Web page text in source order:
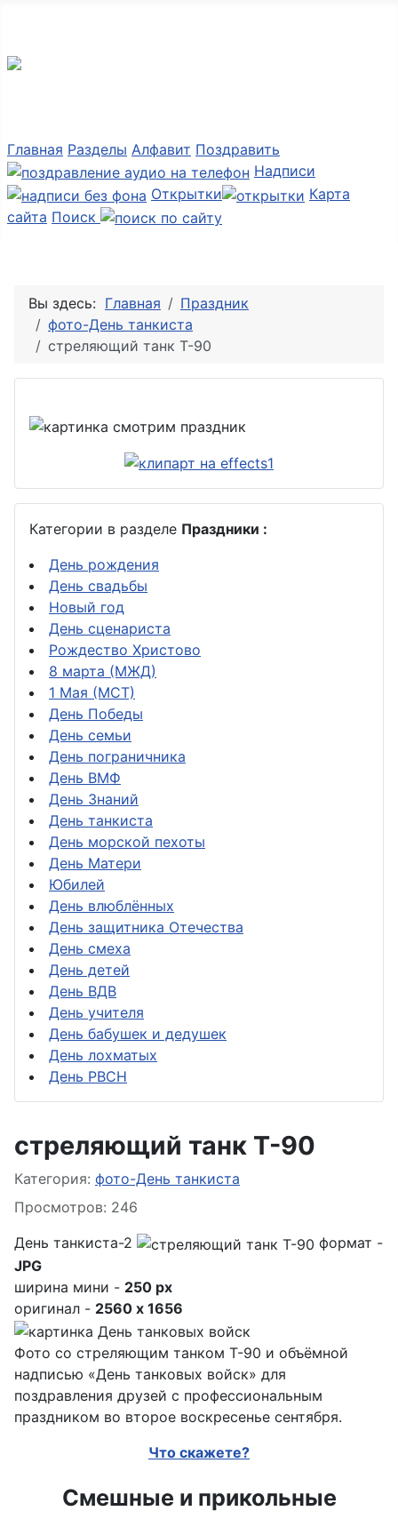
Главная Разделы Алфавит Поздравить
Надписи
Открытки
Карта
сайта Поиск
Вы здесь: Главная
Праздник
фото-День танкиста
стреляющий танк Т-90
Категории в разделе Праздники :
День рождения
День свадьбы
Новый год
День сценариста
Рождество Христово
8 марта (МЖД)
1 Мая (МСТ)
День Победы
День семьи
День пограничника
День ВМФ
День Знаний
День танкиста
День морской пехоты
День Матери
Юбилей
День влюблённых
День защитника Отечества
День смеха
День детей
День ВДВ
День учителя
День бабушек и дедушек
День лохматых
День РВСН
стреляющий танк Т-90
Информация о материале
Категория: фото-День танкиста
Просмотров: 246
День танкиста-2
формат -
JPG
ширина мини - 250 px
оригинал - 2560 x 1656
Фото со стреляющим танком Т-90 и объёмной
надписью «День танковых войск» для
поздравления друзей с профессиональным
праздником во второе воскресенье сентября.
Что скажете?
Смешные и прикольные